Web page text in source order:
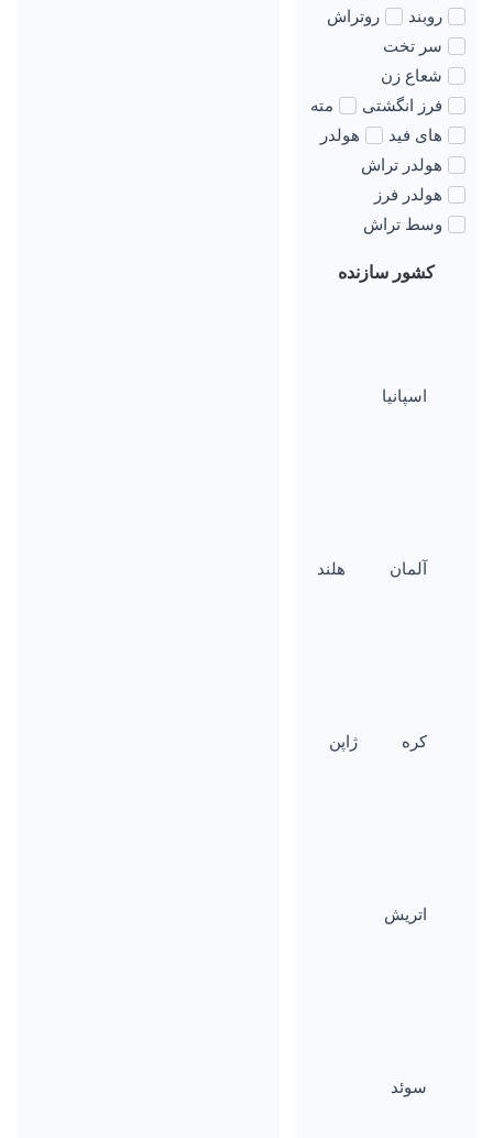
روبند
روتراش
سر تخت
شعاع زن
فرز انگشتی
مته
های فید
هولدر
هولدر تراش
هولدر فرز
وسط تراش
کشور سازنده
اسپانیا
آلمان هلند
کره ژاپن
اتریش
سوئد